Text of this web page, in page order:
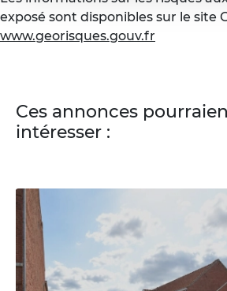
exposé sont disponibles sur le site
www.georisques.gouv.fr
Ces annonces
intéresser :